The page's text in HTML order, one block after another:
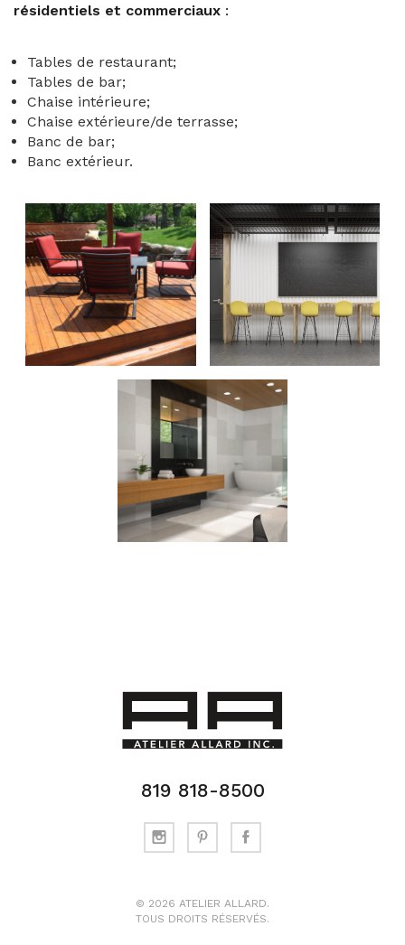
résidentiels et commerciaux :
Tables de restaurant;
Tables de bar;
Chaise intérieure;
Chaise extérieure/de terrasse;
Banc de bar;
Banc extérieur.
819 818-8500
© 2026 ATELIER ALLARD.
TOUS DROITS RÉSERVÉS.